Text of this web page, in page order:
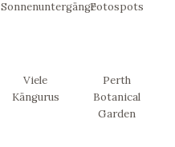
SonnenuntergängeFotospots
Viele
Kängurus
Perth
Botanical
Garden